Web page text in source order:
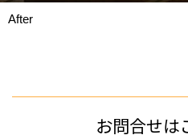
After
お問合せは